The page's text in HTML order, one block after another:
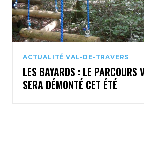
ACTUALITÉ VAL-DE-TRAVERS
LES BAYARDS : LE PARCOURS
SERA DÉMONTÉ CET ÉTÉ